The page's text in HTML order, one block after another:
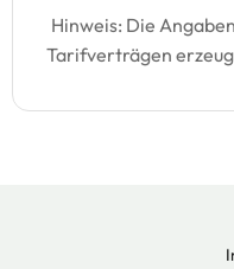
Hinweis: Die
Tarifverträgen